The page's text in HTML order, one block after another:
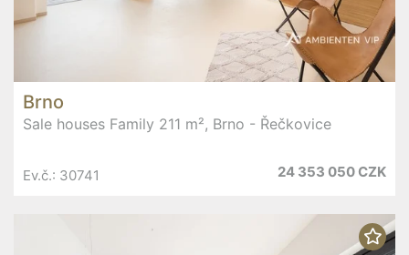
Brno
Sale houses Family 211 m², Brno - Řečkovice
Ev.č.: 30741 24 353 050 CZK